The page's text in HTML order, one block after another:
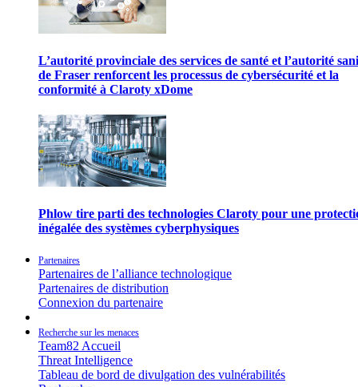
L’autorité provinciale des services de santé et l’autorité
de Fraser renforcent les processus de cybersécurité et la
conformité à Claroty xDome
Phlow tire parti des technologies Claroty pour une
inégalée des systèmes cyberphysiques
Partenaires
Partenaires de l’alliance technologique
Partenaires de distribution
Connexion du partenaire
Recherche sur les menaces
Team82 Accueil
Threat Intelligence
Tableau de bord de divulgation des vulnérabilités